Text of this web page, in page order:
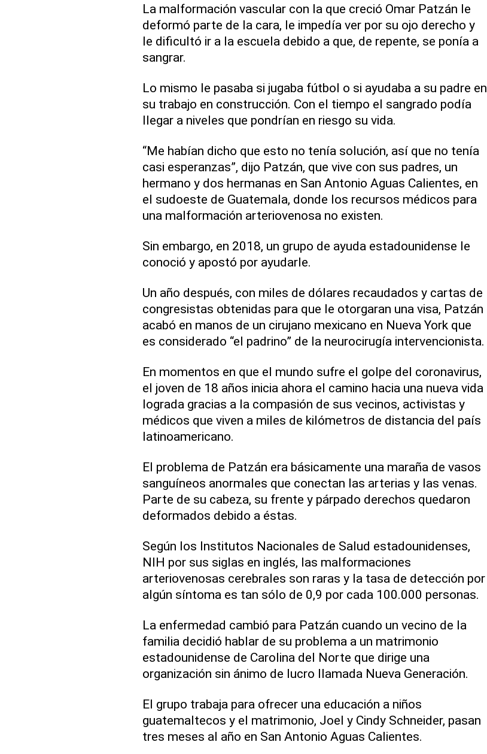
La malformación vascular con la que creció Omar Patzán le
deformó parte de la cara, le impedía ver por su ojo derecho y
le dificultó ir a la escuela debido a que, de repente, se ponía a
sangrar.
Lo mismo le pasaba si jugaba fútbol o si ayudaba a su padre en
su trabajo en construcción. Con el tiempo el sangrado podía
llegar a niveles que pondrían en riesgo su vida.
“Me habían dicho que esto no tenía solución, así que no tenía
casi esperanzas”, dijo Patzán, que vive con sus padres, un
hermano y dos hermanas en San Antonio Aguas Calientes, en
el sudoeste de Guatemala, donde los recursos médicos para
una malformación arteriovenosa no existen.
Sin embargo, en 2018, un grupo de ayuda estadounidense le
conoció y apostó por ayudarle.
Un año después, con miles de dólares recaudados y cartas de
congresistas obtenidas para que le otorgaran una visa, Patzán
acabó en manos de un cirujano mexicano en Nueva York que
es considerado “el padrino” de la neurocirugía intervencionista.
En momentos en que el mundo sufre el golpe del coronavirus,
el joven de 18 años inicia ahora el camino hacia una nueva vida
lograda gracias a la compasión de sus vecinos, activistas y
médicos que viven a miles de kilómetros de distancia del país
latinoamericano.
El problema de Patzán era básicamente una maraña de vasos
sanguíneos anormales que conectan las arterias y las venas.
Parte de su cabeza, su frente y párpado derechos quedaron
deformados debido a éstas.
Según los Institutos Nacionales de Salud estadounidenses,
NIH por sus siglas en inglés, las malformaciones
arteriovenosas cerebrales son raras y la tasa de detección por
algún síntoma es tan sólo de 0,9 por cada 100.000 personas.
La enfermedad cambió para Patzán cuando un vecino de la
familia decidió hablar de su problema a un matrimonio
estadounidense de Carolina del Norte que dirige una
organización sin ánimo de lucro llamada Nueva Generación.
El grupo trabaja para ofrecer una educación a niños
guatemaltecos y el matrimonio, Joel y Cindy Schneider, pasan
tres meses al año en San Antonio Aguas Calientes.